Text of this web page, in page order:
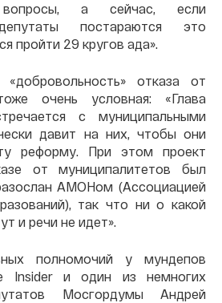
а сейчас, если
постараются это
пройти 29 кругов ада».
отказа от
очень условная: «Глава
с муниципальными
давит на них, чтобы они
реформу. При этом проект
от муниципалитетов был
АМОНом (Ассоциацией
так что ни о какой
и речи не идет».
полномочий у мундепов
Insider и один из немногих
Мосгордумы Андрей